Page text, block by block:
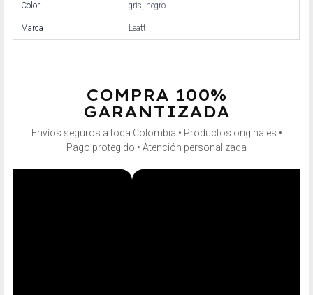
Color gris, negro
Marca Leatt
COMPRA 100%
GARANTIZADA
Envíos seguros a toda Colombia • Productos originales •
Pago protegido • Atención personalizada